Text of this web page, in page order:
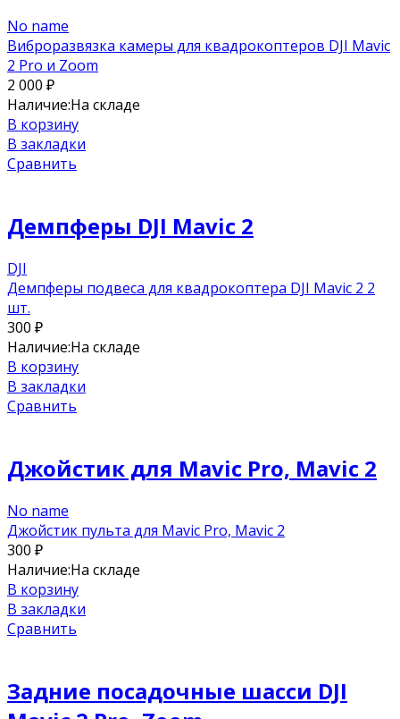
No name
Виброразвязка камеры для квадрокоптеров DJI Mavic
2 Pro и Zoom
2 000 ₽
Наличие:На складе
В корзину
В закладки
Сравнить
Демпферы DJI Mavic 2
DJI
Демпферы подвеса для квадрокоптера DJI Mavic 2 2
шт.
300 ₽
Наличие:На складе
В корзину
В закладки
Сравнить
Джойстик для Mavic Pro, Mavic 2
No name
Джойстик пульта для Mavic Pro, Mavic 2
300 ₽
Наличие:На складе
В корзину
В закладки
Сравнить
Задние посадочные шасси DJI